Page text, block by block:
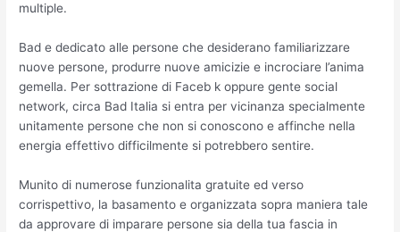
multiple.
Bad e dedicato alle persone che desiderano familiarizzare
nuove persone, produrre nuove amicizie e incrociare l’anima
gemella. Per sottrazione di Faceb k oppure gente social
network, circa Bad Italia si entra per vicinanza specialmente
unitamente persone che non si conoscono e affinche nella
energia effettivo difficilmente si potrebbero sentire.
Munito di numerose funzionalita gratuite ed verso
corrispettivo, la basamento e organizzata sopra maniera tale
da approvare di imparare persone sia della tua fascia in